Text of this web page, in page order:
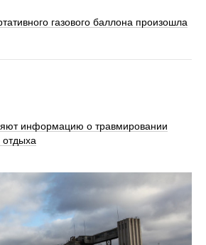
газового баллона произошла
информацию о травмировании
отдыха